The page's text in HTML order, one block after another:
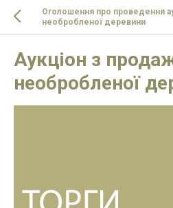
Оголошення про проведення
необробленої деревини
Аукціон з
необробленої